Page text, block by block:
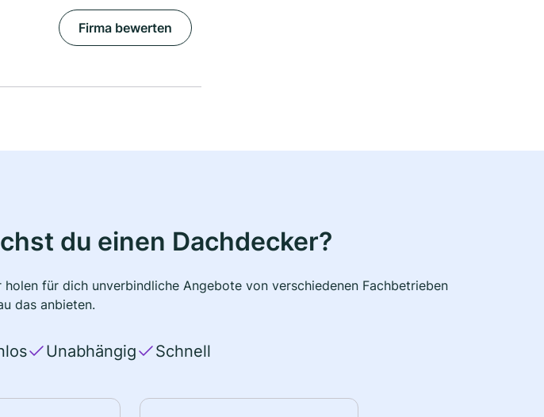
Firma bewerten
du einen Dachdecker?
für dich unverbindliche Angebote von verschiedenen Fachbetrieben
das anbieten.
Unabhängig Schnell